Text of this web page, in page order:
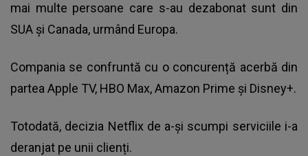
mai multe persoane care s-au dezabonat sunt din
SUA și Canada, urmând Europa.
Compania se confruntă cu o concurență acerbă din
partea Apple TV, HBO Max, Amazon Prime și Disney+.
Totodată, decizia Netflix de a-și scumpi serviciile i-a
deranjat pe unii clienți.